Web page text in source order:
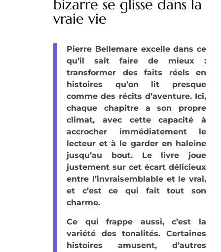
bizarre se glisse dans la
vraie vie
Pierre Bellemare excelle dans ce
qu’il sait faire de mieux :
transformer des faits réels en
histoires qu’on lit presque
comme des récits d’aventure. Ici,
chaque chapitre a son propre
climat, avec cette capacité à
accrocher immédiatement le
lecteur et à le garder en haleine
jusqu’au bout. Le livre joue
justement sur cet écart délicieux
entre l’invraisemblable et le vrai,
et c’est ce qui fait tout son
charme.
Ce qui frappe aussi, c’est la
variété des tonalités. Certaines
histoires amusent, d’autres